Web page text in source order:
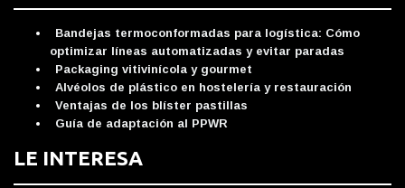
Bandejas termoconformadas para logística: Cómo
optimizar líneas automatizadas y evitar paradas
Packaging vitivinícola y gourmet
Alvéolos de plástico en hostelería y restauración
Ventajas de los blíster pastillas
Guía de adaptación al PPWR
LE INTERESA